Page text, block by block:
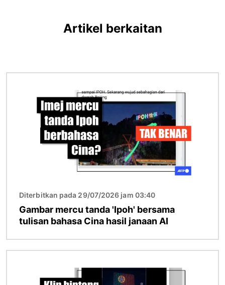
Artikel berkaitan
Diterbitkan pada 29/07/2026 jam 03:40
Gambar mercu tanda 'Ipoh' bersama
tulisan bahasa Cina hasil janaan AI